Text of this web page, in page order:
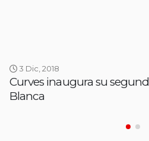
3 Dic, 2018
Curves inaugura su
Blanca